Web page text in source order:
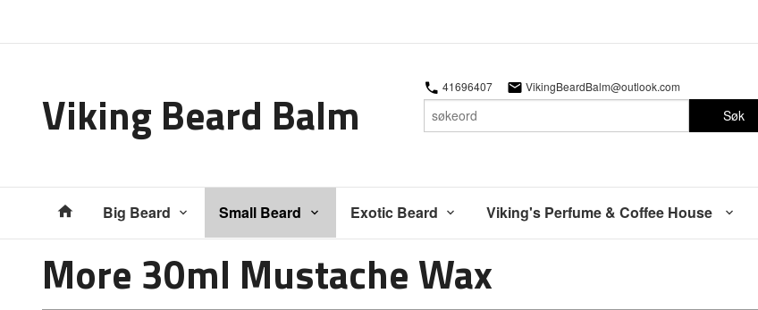
Viking Beard Balm 41696407 VikingBeardBalm@outlook.com
Søk
Produkter
Big Beard Small Beard Exotic Beard Viking's Perfume & Coffee House
More 30ml Mustache Wax